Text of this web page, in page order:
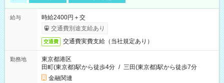
給与
時給2400円＋交
交通費別途支給あり
交通費 交通費実費支給（当社規定あり）
勤務地
東京都港区
田町(東京都)駅から徒歩4分 / 三田(東京都)駅から徒歩7分
金融関連